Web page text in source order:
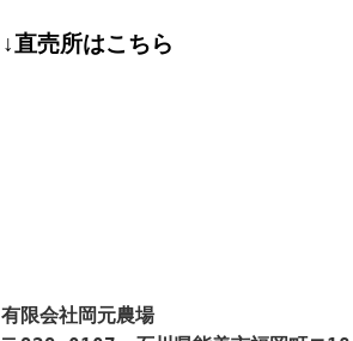
↓直売所はこちら
有限会社岡元農場